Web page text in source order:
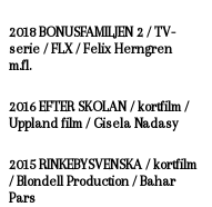
2018 BONUSFAMILJEN 2 / TV-
serie / FLX / Felix Herngren
m.fl.
2016 EFTER SKOLAN / kortfilm /
Uppland film / Gisela Nadasy
2015 RINKEBYSVENSKA / kortfilm
/ Blondell Production / Bahar
Pars